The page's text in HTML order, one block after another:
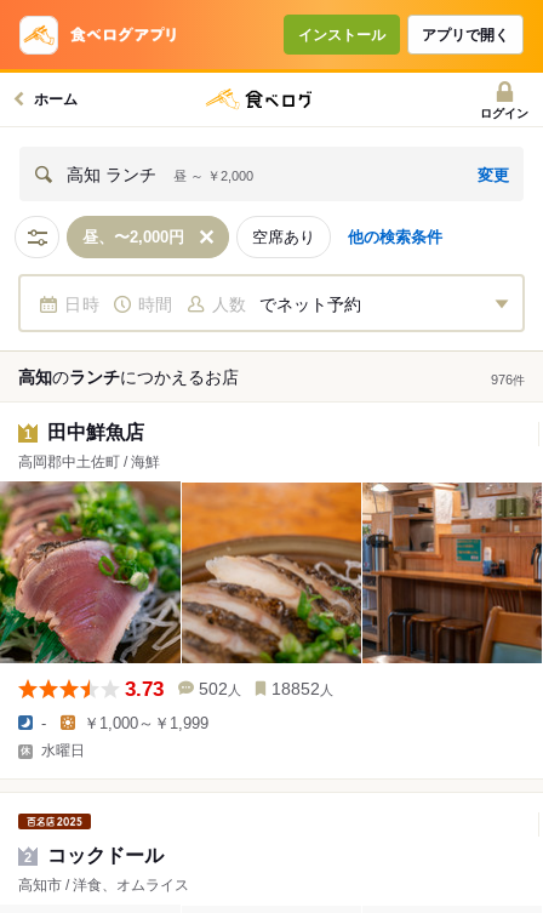
インストール アプリで開く
ホーム
ログイン
高知 ランチ 昼 ～ ￥2,000 変更
昼、〜2,000円 空席あり 他の検索条件
日時 時間 人数 でネット予約
高知のランチにつかえるお店 976件
1 田中鮮魚店
高岡郡中土佐町 / 海鮮
3.73 502 人 18852 人
- ￥1,000～￥1,999
水曜日
2 コックドール
高知市 / 洋食、オムライス